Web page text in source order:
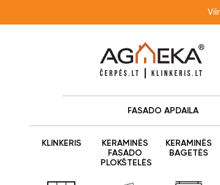
FASADO APDAILA
KLINKERIS
KERAMINĖS
FASADO
PLOKŠTELĖS
KERAMINĖS
BAGETĖS